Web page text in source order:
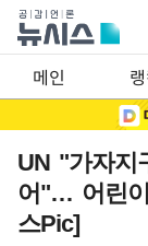
메인
UN "가자지
어"… 어린
스Pic]